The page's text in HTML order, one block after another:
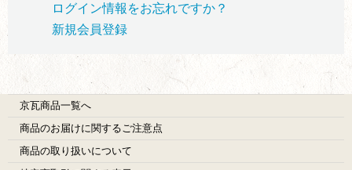
ログイン情報をお忘れですか？
新規会員登録
京瓦商品一覧へ
商品のお届けに関するご注意点
商品の取り扱いについて